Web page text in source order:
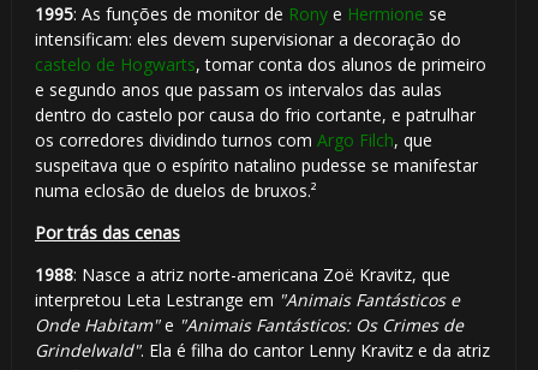
1995: As funções de monitor de Ronye Hermione se
intensificam: eles devem supervisionar a decoração do
castelo de Hogwarts, tomar conta dos alunos de primeiro
e segundo anos que passam os intervalos das aulas
dentro do castelo por causa do frio cortante, e patrulhar
os corredores dividindo turnos com Argo Filch, que
suspeitava que o espírito natalino pudesse se manifestar
numa eclosão de duelos de bruxos.²
Por trás das cenas
1988: Nasce a atriz norte-americana Zoë Kravitz, que
interpretou Leta Lestrange em "Animais Fantásticos e
Onde Habitam"e "Animais Fantásticos: Os Crimes de
Grindelwald". Ela é filha do cantor Lenny Kravitz e da atriz
🎈